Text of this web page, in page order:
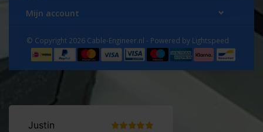
Mijn account
© Copyright 2026 Cable-Engineer.nl - Powered by Lightspeed